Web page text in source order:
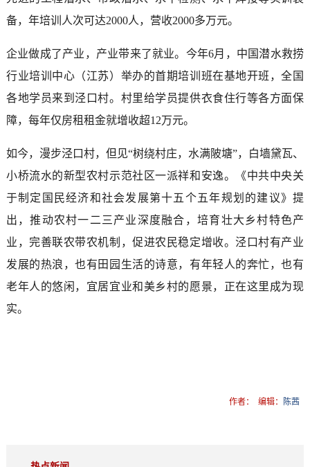
备，年培训人次可达2000人，营收2000多万元。
企业做成了产业，产业带来了就业。今年6月，中国潜水救捞
行业培训中心（江苏）举办的首期培训班在基地开班，全国
各地学员来到泾口村。村里给学员提供衣食住行等各方面保
障，每年仅房租租金就增收超12万元。
如今，漫步泾口村，但见“树绕村庄，水满陂塘”，白墙黛瓦、
小桥流水的新型农村示范社区一派祥和安逸。《中共中央关
于制定国民经济和社会发展第十五个五年规划的建议》提
出，推动农村一二三产业深度融合，培育壮大乡村特色产
业，完善联农带农机制，促进农民稳定增收。泾口村有产业
发展的热浪，也有田园生活的诗意，有年轻人的奔忙，也有
老年人的悠闲，宜居宜业和美乡村的愿景，正在这里成为现
实。
作者： 编辑： 陈茜